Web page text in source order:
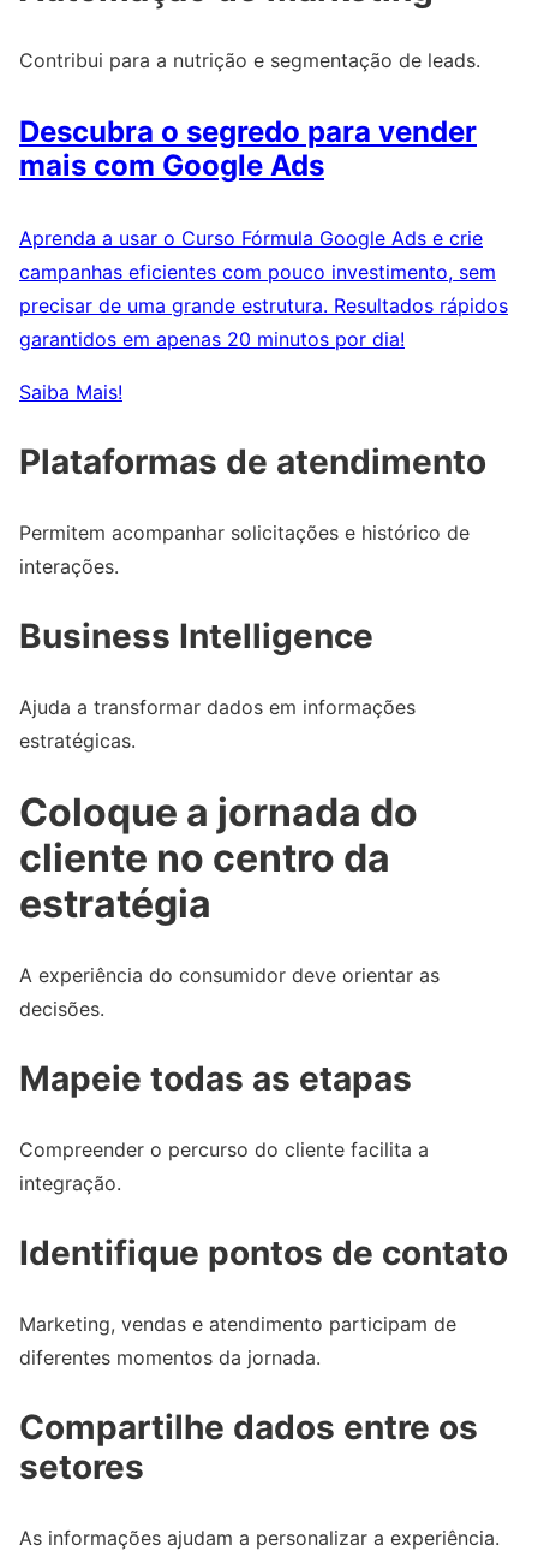
Contribui para a nutrição e segmentação de leads.
Descubra o segredo para vender
mais com Google Ads
Aprenda a usar o Curso Fórmula Google Ads e crie
campanhas eficientes com pouco investimento, sem
precisar de uma grande estrutura. Resultados rápidos
garantidos em apenas 20 minutos por dia!
Saiba Mais!
Plataformas de atendimento
Permitem acompanhar solicitações e histórico de
interações.
Business Intelligence
Ajuda a transformar dados em informações
estratégicas.
Coloque a jornada do
cliente no centro da
estratégia
A experiência do consumidor deve orientar as
decisões.
Mapeie todas as etapas
Compreender o percurso do cliente facilita a
integração.
Identifique pontos de contato
Marketing, vendas e atendimento participam de
diferentes momentos da jornada.
Compartilhe dados entre os
setores
As informações ajudam a personalizar a experiência.